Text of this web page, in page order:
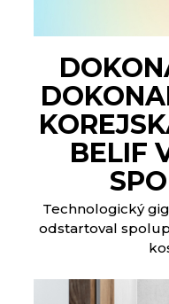
BELIF
Technologický
odstartoval